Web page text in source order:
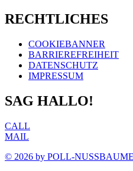
RECHTLICHES
COOKIEBANNER
BARRIEREFREIHEIT
DATENSCHUTZ
IMPRESSUM
SAG HALLO!
CALL
MAIL
© 2026 by POLL-